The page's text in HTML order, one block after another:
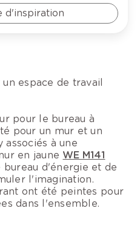
d'inspiration
espace de travail
pour le bureau à
pour un mur et un
à une
en jaune WE M141
bureau d'énergie et de
l'imagination.
ont été peintes pour
dans l'ensemble.